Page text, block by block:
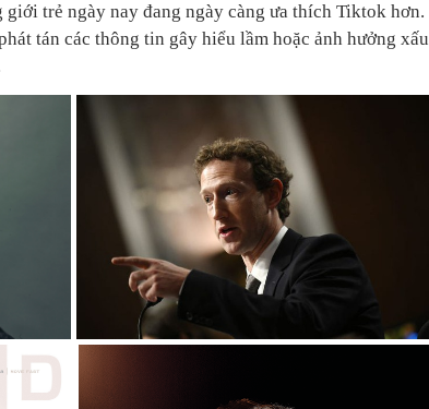
giới trẻ ngày nay đang ngày càng ưa thích Tiktok hơn.
tán các thông tin gây hiểu lầm hoặc ảnh hưởng xấu